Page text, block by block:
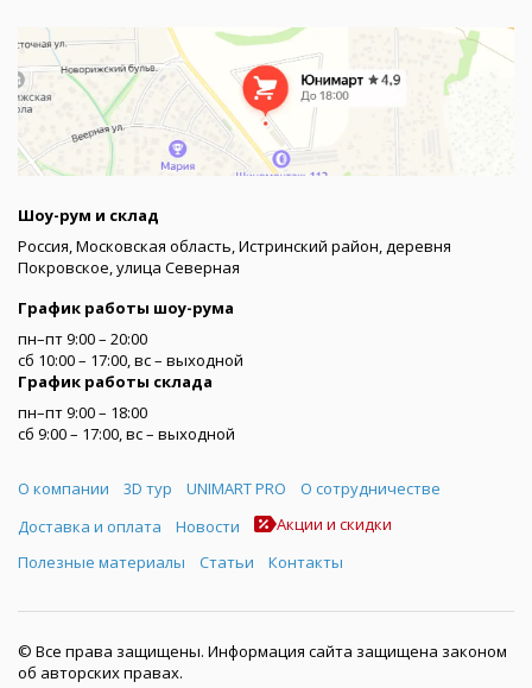
Шоу-рум и склад
Россия, Московская область, Истринский район, деревня
Покровское, улица Северная
График работы шоу-рума
пн–пт 9:00 – 20:00
сб 10:00 – 17:00, вс – выходной
График работы склада
пн–пт 9:00 – 18:00
сб 9:00 – 17:00, вс – выходной
Меню
О компании 3D тур UNIMART PRO
О сотрудничестве
Доставка и оплата
Новости
Акции и скидки
Полезные материалы
Статьи Контакты
© Все права защищены. Информация сайта защищена законом
об авторских правах.